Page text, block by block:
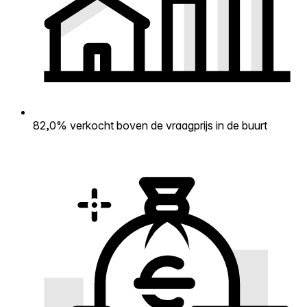
82,0% verkocht boven de vraagprijs in de buurt